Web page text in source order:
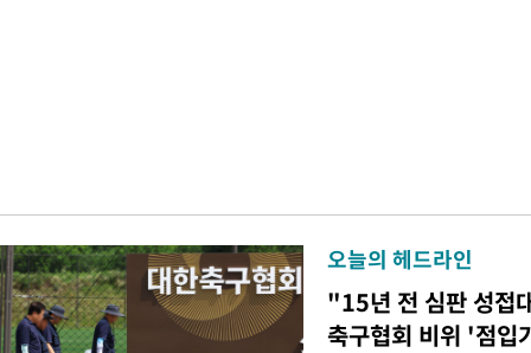
오늘의 헤드라인
"15년 전 심판 성접
축구협회 비위 '점입